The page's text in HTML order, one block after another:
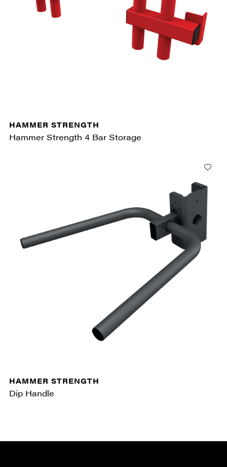
HAMMER STRENGTH
Hammer Strength 4 Bar Storage
HAMMER STRENGTH
Dip Handle